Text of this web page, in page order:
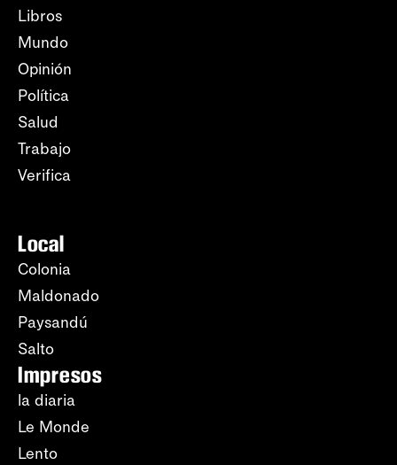
Libros
Mundo
Opinión
Política
Salud
Trabajo
Verifica
Local
Colonia
Maldonado
Paysandú
Salto
Impresos
la diaria
Le Monde
Lento